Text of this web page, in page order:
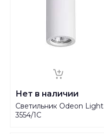
Нет в наличии
Светильник Odeon Light
3554/1C